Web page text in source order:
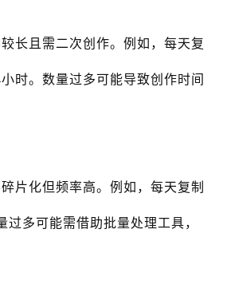
长且需二次创作。例如，每天复
时。数量过多可能导致创作时间
片化但频率高。例如，每天复制
多可能需借助批量处理工具，